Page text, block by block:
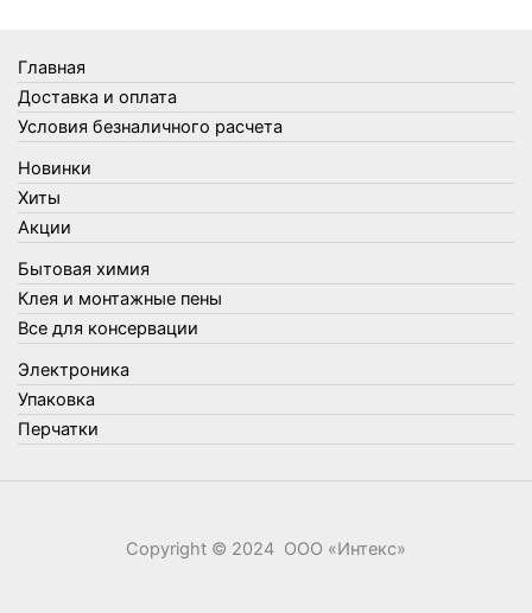
Товары для кухни
Товары для сада и огорода
Товары для туризма и отдыха
Упаковка
Утеплители и прочее
Фонари, лампы и удлинители
Хозяйственные товары
Швабры, стекломои, черенки и насадки
Шнуры, веревки и шпагаты
Электроника
Элементы питания
Главная
Доставка и оплата
Условия безналичного расчета
Новинки
Хиты
Акции
Бытовая химия
Клея и монтажные пены
Все для консервации
Электроника
Упаковка
Перчатки
Copyright © 2024 ООО «‎Интекс»‎